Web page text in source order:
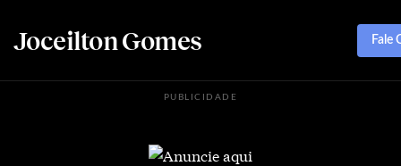
Joceilton Gomes Fale
PUBLICIDADE